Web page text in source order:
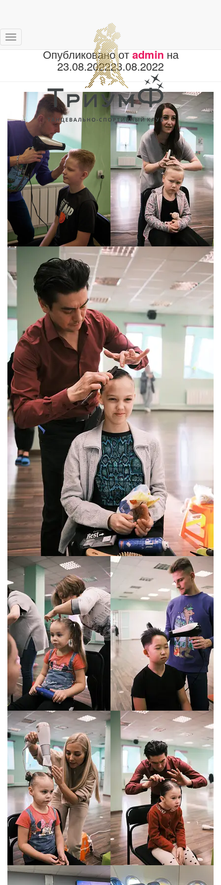
Переключить
навигацию
Запаркетье
Опубликовано отadminна
23.08.202223.08.2022